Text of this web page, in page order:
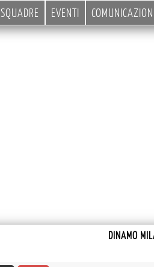
SQUADRE EVENTI
DINAMO